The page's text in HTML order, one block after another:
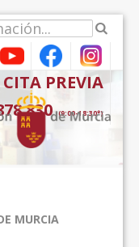
CITA PREVIA
830 (9:00-18:30*)
MURCIA